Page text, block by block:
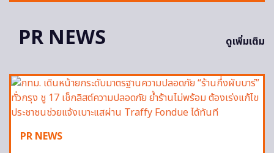
PR NEWS ดูเพิ่มเติม
PR NEWS